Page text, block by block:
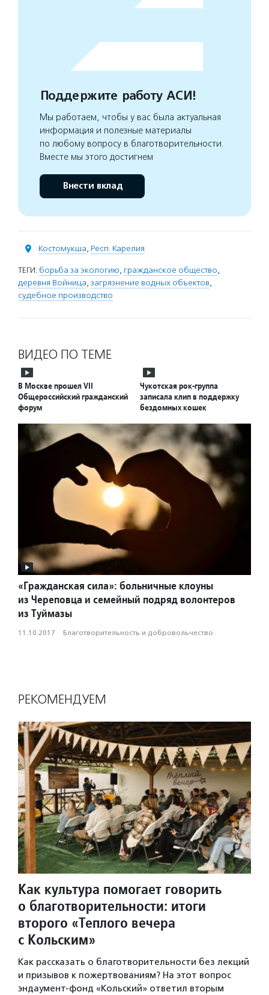
Поддержите работу АСИ!
Мы работаем, чтобы у вас была актуальная
информация и полезные материалы
по любому вопросу в благотворительности.
Вместе мы этого достигнем
Внести вклад
Костомукша, Респ. Карелия
ТЕГИ: борьба за экологию, гражданское общество,
деревня Войница, загрязнение водных объектов,
судебное производство
ВИДЕО ПО ТЕМЕ
В Москве прошел VII
Общероссийский гражданский
форум
Чукотская рок-группа
записала клип в поддержку
бездомных кошек
«Гражданская сила»: больничные клоуны
из Череповца и семейный подряд волонтеров
из Туймазы
11.10.2017 · Благотвори­тель­ность и доброволь­чест­во
РЕКОМЕНДУЕМ
Как культура помогает говорить
о благотворительности: итоги
второго «Теплого вечера
с Кольским»
Как рассказать о благотворительности без лекций
и призывов к пожертвованиям? На этот вопрос
эндаумент-фонд «Кольский» ответил вторым